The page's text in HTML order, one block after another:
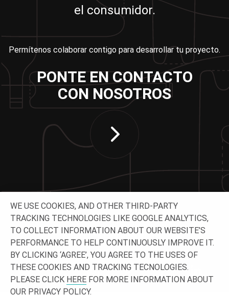
el consumidor.
Permítenos colaborar contigo para desarrollar tu proyecto.
PONTE EN CONTACTO
CON NOSOTROS
CONTACTA CON NOSOTROS
WE USE COOKIES, AND OTHER THIRD-PARTY
TRACKING TECHNOLOGIES LIKE GOOGLE ANALYTICS,
TO COLLECT INFORMATION ABOUT OUR WEBSITE’S
PERFORMANCE TO HELP CONTINUOUSLY IMPROVE IT.
BY CLICKING ‘AGREE’, YOU AGREE TO THE USES OF
THESE COOKIES AND TRACKING TECNOLOGIES.
PLEASE CLICK HERE FOR MORE INFORMATION ABOUT
OUR PRIVACY POLICY.